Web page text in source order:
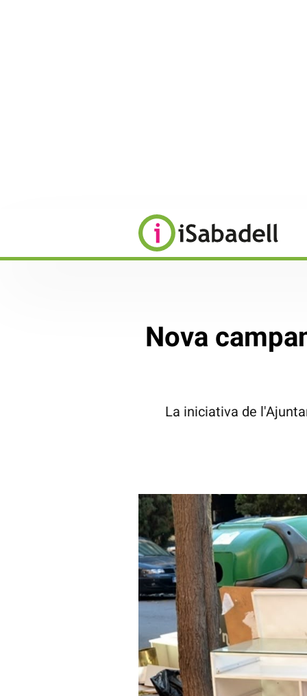
Nova
La iniciativa de